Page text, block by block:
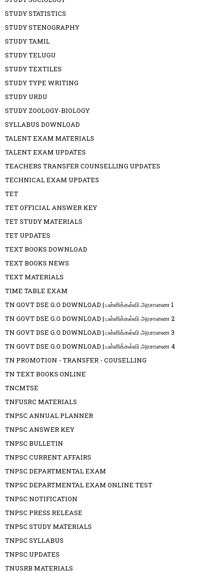
STUDY STATISTICS
STUDY STENOGRAPHY
STUDY TAMIL
STUDY TELUGU
STUDY TEXTILES
STUDY TYPE WRITING
STUDY URDU
STUDY ZOOLOGY-BIOLOGY
SYLLABUS DOWNLOAD
TALENT EXAM MATERIALS
TALENT EXAM UPDATES
TEACHERS TRANSFER COUNSELLING UPDATES
TECHNICAL EXAM UPDATES
TET
TET OFFICIAL ANSWER KEY
TET STUDY MATERIALS
TET UPDATES
TEXT BOOKS DOWNLOAD
TEXT BOOKS NEWS
TEXT MATERIALS
TIME TABLE EXAM
TN GOVT DSE G.O DOWNLOAD | பள்ளிக்கல்வி அரசாணை 1
TN GOVT DSE G.O DOWNLOAD | பள்ளிக்கல்வி அரசாணை 2
TN GOVT DSE G.O DOWNLOAD | பள்ளிக்கல்வி அரசாணை 3
TN GOVT DSE G.O DOWNLOAD | பள்ளிக்கல்வி அரசாணை 4
TN PROMOTION - TRANSFER - COUSELLING
TN TEXT BOOKS ONLINE
TNCMTSE
TNFUSRC MATERIALS
TNPSC ANNUAL PLANNER
TNPSC ANSWER KEY
TNPSC BULLETIN
TNPSC CURRENT AFFAIRS
TNPSC DEPARTMENTAL EXAM
TNPSC DEPARTMENTAL EXAM ONLINE TEST
TNPSC NOTIFICATION
TNPSC PRESS RELEASE
TNPSC STUDY MATERIALS
TNPSC SYLLABUS
TNPSC UPDATES
TNUSRB MATERIALS